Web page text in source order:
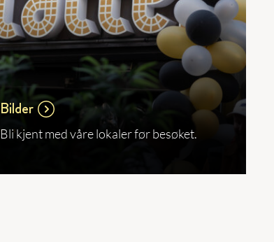
Bilder
Bli kjent med våre lokaler før besøket.